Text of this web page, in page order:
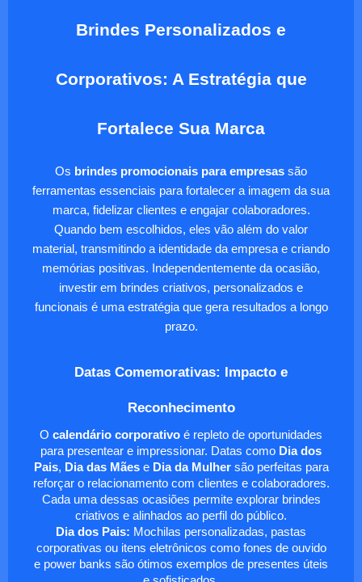
Brindes Personalizados e
Corporativos: A Estratégia que
Fortalece Sua Marca
Os brindes promocionais para empresas são
ferramentas essenciais para fortalecer a imagem da sua
marca, fidelizar clientes e engajar colaboradores.
Quando bem escolhidos, eles vão além do valor
material, transmitindo a identidade da empresa e criando
memórias positivas. Independentemente da ocasião,
investir em brindes criativos, personalizados e
funcionais é uma estratégia que gera resultados a longo
prazo.
Datas Comemorativas: Impacto e
Reconhecimento
O calendário corporativo é repleto de oportunidades
para presentear e impressionar. Datas como Dia dos
Pais, Dia das Mãese Dia da Mulhersão perfeitas para
reforçar o relacionamento com clientes e colaboradores.
Cada uma dessas ocasiões permite explorar brindes
criativos e alinhados ao perfil do público.
Dia dos Pais: Mochilas personalizadas, pastas
corporativas ou itens eletrônicos como fones de ouvido
e power banks são ótimos exemplos de presentes úteis